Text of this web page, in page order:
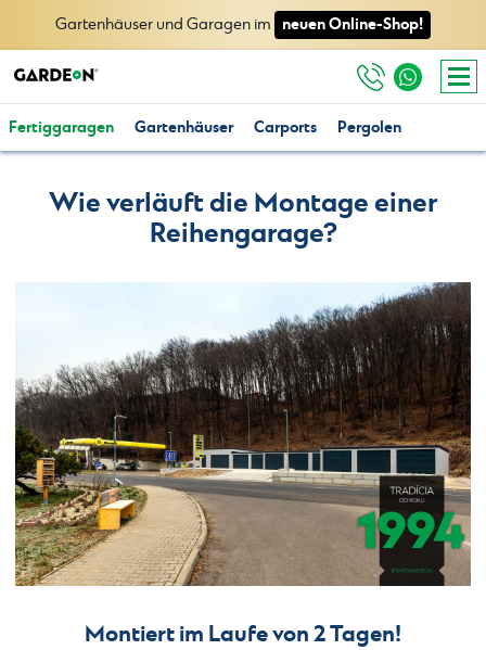
Gartenhäuser und Garagen im neuen Online-Shop!
Fertiggaragen Gartenhäuser Carports Pergolen
Wie verläuft die Montage einer
Reihengarage?
Montiert im Laufe von 2 Tagen!